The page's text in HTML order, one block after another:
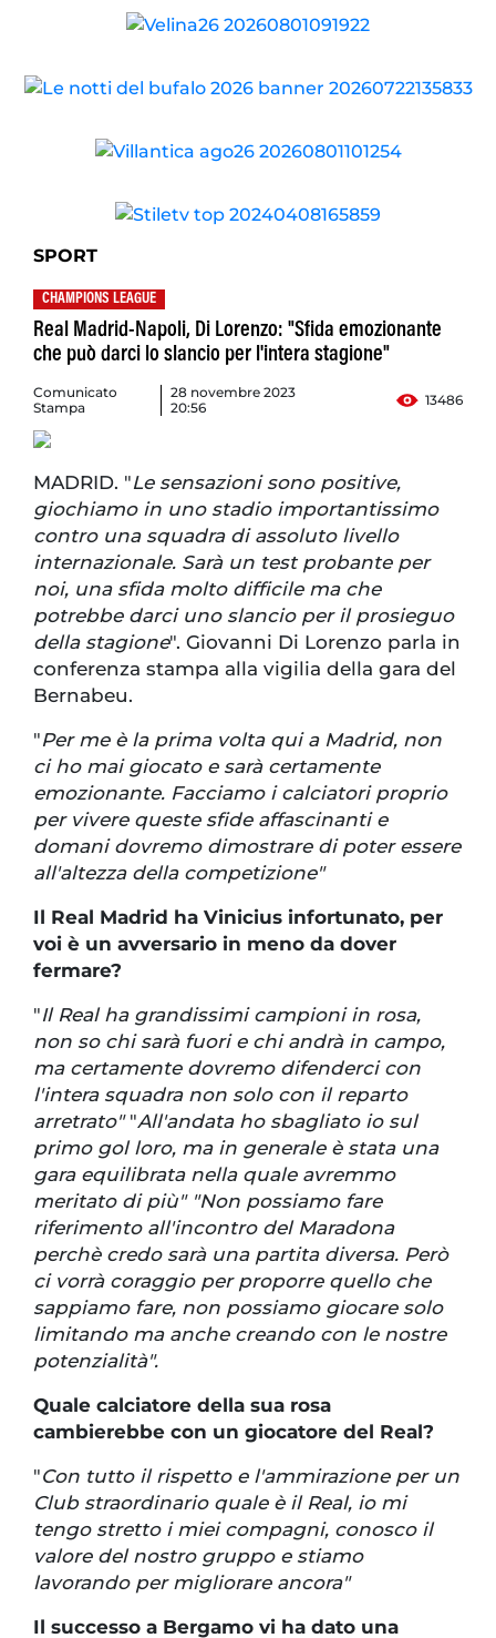
SPORT
CHAMPIONS LEAGUE
Real Madrid-Napoli, Di Lorenzo: "Sfida emozionante
che può darci lo slancio per l'intera stagione"
Comunicato
Stampa
28 novembre 2023
20:56
13486
MADRID. "Le sensazioni sono positive,
giochiamo in uno stadio importantissimo
contro una squadra di assoluto livello
internazionale. Sarà un test probante per
noi, una sfida molto difficile ma che
potrebbe darci uno slancio per il prosieguo
della stagione". Giovanni Di Lorenzo parla in
conferenza stampa alla vigilia della gara del
Bernabeu.
"Per me è la prima volta qui a Madrid, non
ci ho mai giocato e sarà certamente
emozionante. Facciamo i calciatori proprio
per vivere queste sfide affascinanti e
domani dovremo dimostrare di poter essere
all'altezza della competizione"
Il Real Madrid ha Vinicius infortunato, per
voi è un avversario in meno da dover
fermare?
"Il Real ha grandissimi campioni in rosa,
non so chi sarà fuori e chi andrà in campo,
ma certamente dovremo difenderci con
l'intera squadra non solo con il reparto
arretrato""All'andata ho sbagliato io sul
primo gol loro, ma in generale è stata una
gara equilibrata nella quale avremmo
meritato di più" "Non possiamo fare
riferimento all'incontro del Maradona
perchè credo sarà una partita diversa. Però
ci vorrà coraggio per proporre quello che
sappiamo fare, non possiamo giocare solo
limitando ma anche creando con le nostre
potenzialità".
Quale calciatore della sua rosa
cambierebbe con un giocatore del Real?
"Con tutto il rispetto e l'ammirazione per un
Club straordinario quale è il Real, io mi
tengo stretto i miei compagni, conosco il
valore del nostro gruppo e stiamo
lavorando per migliorare ancora"
Il successo a Bergamo vi ha dato una